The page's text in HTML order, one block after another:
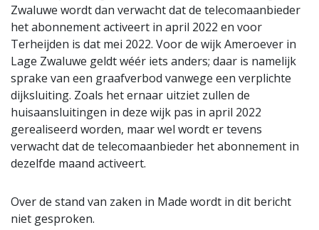
Zwaluwe wordt dan verwacht dat de telecomaanbieder
het abonnement activeert in april 2022 en voor
Terheijden is dat mei 2022. Voor de wijk Ameroever in
Lage Zwaluwe geldt wéér iets anders; daar is namelijk
sprake van een graafverbod vanwege een verplichte
dijksluiting. Zoals het ernaar uitziet zullen de
huisaansluitingen in deze wijk pas in april 2022
gerealiseerd worden, maar wel wordt er tevens
verwacht dat de telecomaanbieder het abonnement in
dezelfde maand activeert.
Over de stand van zaken in Made wordt in dit bericht
niet gesproken.